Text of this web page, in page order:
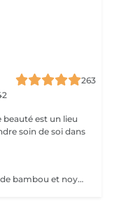
263
beauté est un lieu
soin de soi dans
Au choix; - Gommage Douceur ( poudre de bambou et noyaux d'abricot ; grade 1 / doux ) - Gommage Gourmand ( nourrissant aux 2 sucres : grade 2 / médium ) - Gommage Marin (réminéralisant au sel marin et aux algues ; grade 3 / Fort )